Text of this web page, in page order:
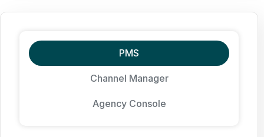
PMS
Channel Manager
Agency Console